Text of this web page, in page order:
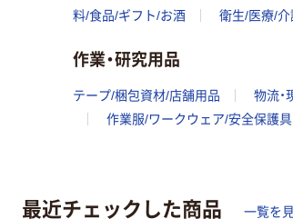
料/食品/ギフト/お酒
衛生/医療/介
作業・研究用品
テープ/梱包資材/店舗用品 物流・
作業服/ワークウェア/安全保護具
最近チェックした商品 一覧を